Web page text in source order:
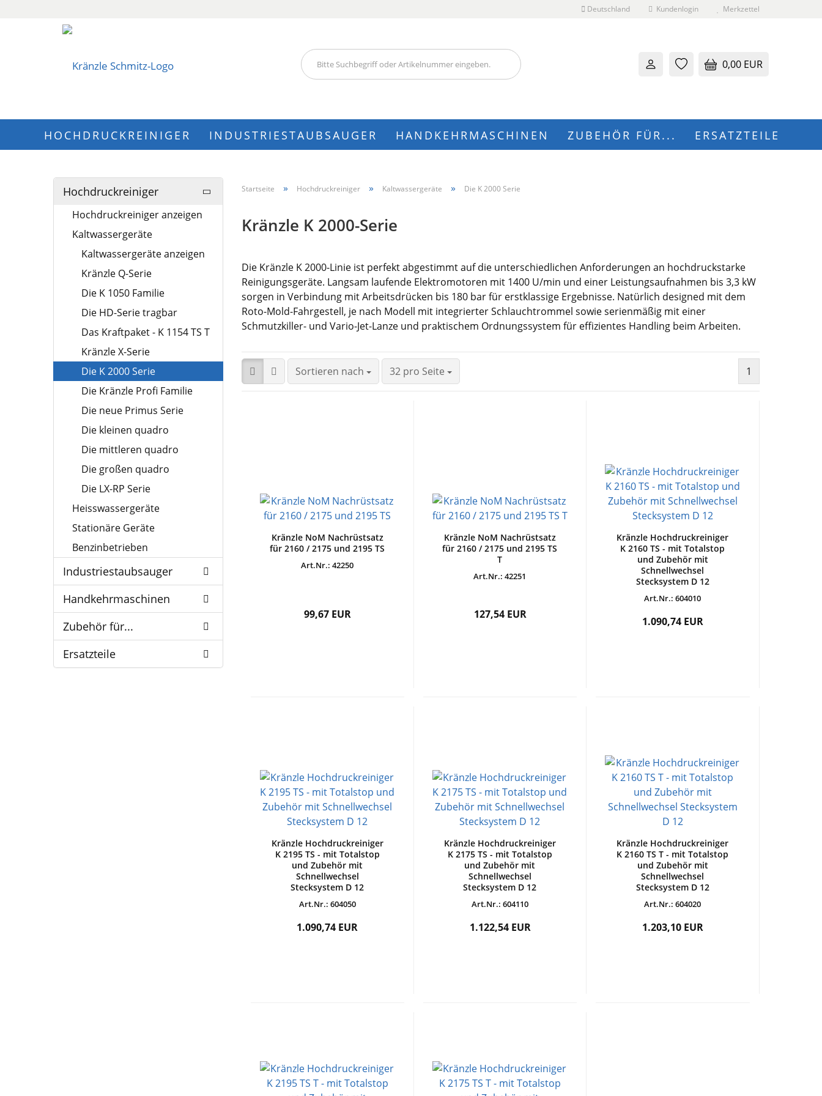
Deutschland Kundenlogin Merkzettel
0,00 EUR
HOCHDRUCKREINIGER INDUSTRIESTAUBSAUGER HANDKEHRMASCHINEN ZUBEHÖR FÜR... ERSATZTEILE
Startseite » Hochdruckreiniger » Kaltwassergeräte » Die K 2000 Serie
Kränzle K 2000-Serie
Die Kränzle K 2000-Linie ist perfekt abgestimmt auf die unterschiedlichen Anforderungen an hochdruckstarke
Reinigungsgeräte. Langsam laufende Elektromotoren mit 1400 U/min und einer Leistungsaufnahmen bis 3,3 kW
sorgen in Verbindung mit Arbeitsdrücken bis 180 bar für erstklassige Ergebnisse. Natürlich designed mit dem
Roto-Mold-Fahrgestell, je nach Modell mit integrierter Schlauchtrommel sowie serienmäßig mit einer
Schmutzkiller- und Vario-Jet-Lanze und praktischem Ordnungssystem für effizientes Handling beim Arbeiten.
Sortieren nach 32 pro Seite 1
Kränzle NoM Nachrüstsatz
für 2160 / 2175 und 2195 TS
Art.Nr.: 42250
99,67 EUR
Kränzle NoM Nachrüstsatz
für 2160 / 2175 und 2195 TS
T
Art.Nr.: 42251
127,54 EUR
Kränzle Hochdruckreiniger
K 2160 TS - mit Totalstop
und Zubehör mit
Schnellwechsel
Stecksystem D 12
Art.Nr.: 604010
1.090,74 EUR
Kränzle Hochdruckreiniger
K 2195 TS - mit Totalstop
und Zubehör mit
Schnellwechsel
Stecksystem D 12
Art.Nr.: 604050
1.090,74 EUR
Kränzle Hochdruckreiniger
K 2175 TS - mit Totalstop
und Zubehör mit
Schnellwechsel
Stecksystem D 12
Art.Nr.: 604110
1.122,54 EUR
Kränzle Hochdruckreiniger
K 2160 TS T - mit Totalstop
und Zubehör mit
Schnellwechsel
Stecksystem D 12
Art.Nr.: 604020
1.203,10 EUR
Hochdruckreiniger
Hochdruckreiniger anzeigen
Kaltwassergeräte
Kaltwassergeräte anzeigen
Kränzle Q-Serie
Die K 1050 Familie
Die HD-Serie tragbar
Das Kraftpaket - K 1154 TS T
Kränzle X-Serie
Die K 2000 Serie
Die Kränzle Profi Familie
Die neue Primus Serie
Die kleinen quadro
Die mittleren quadro
Die großen quadro
Die LX-RP Serie
Heisswassergeräte
Stationäre Geräte
Benzinbetrieben
Industriestaubsauger
Handkehrmaschinen
Zubehör für...
Ersatzteile